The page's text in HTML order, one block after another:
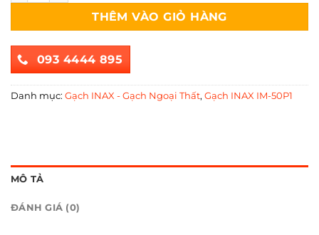
THÊM VÀO GIỎ HÀNG
093 4444 895
Danh mục: Gạch INAX - Gạch Ngoại Thất, Gạch INAX IM-50P1
MÔ TẢ
ĐÁNH GIÁ (0)